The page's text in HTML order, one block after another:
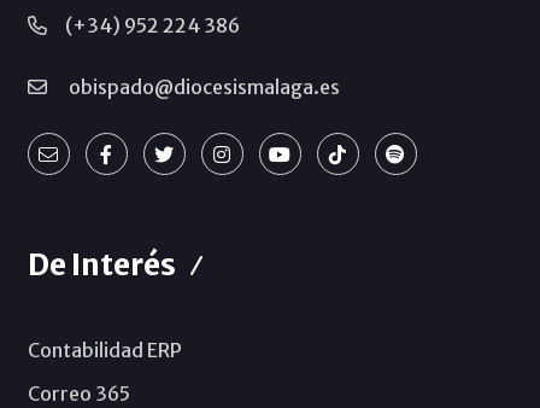
(+34) 952 224 386
obispado@diocesismalaga.es
De Interés
Contabilidad ERP
Correo 365